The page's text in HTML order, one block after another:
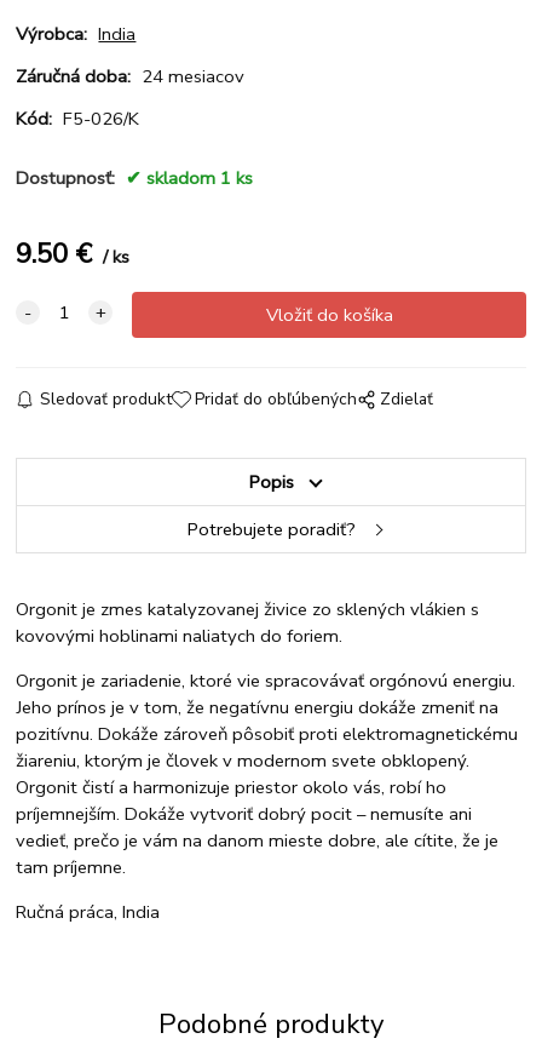
Výrobca: India
Záručná doba: 24 mesiacov
Kód: F5-026/K
Dostupnosť: skladom 1 ks
9.50 € ks
Sledovať produkt Pridať do obľúbených Zdielať
Popis
Potrebujete poradiť?
Orgonit je zmes katalyzovanej živice zo sklených vlákien s
kovovými hoblinami naliatych do foriem.
Orgonit je zariadenie, ktoré vie spracovávať orgónovú energiu.
Jeho prínos je v tom, že negatívnu energiu dokáže zmeniť na
pozitívnu. Dokáže zároveň pôsobiť proti elektromagnetickému
žiareniu, ktorým je človek v modernom svete obklopený.
Orgonit čistí a harmonizuje priestor okolo vás, robí ho
príjemnejším. Dokáže vytvoriť dobrý pocit – nemusíte ani
vedieť, prečo je vám na danom mieste dobre, ale cítite, že je
tam príjemne.
Ručná práca, India
Podobné produkty